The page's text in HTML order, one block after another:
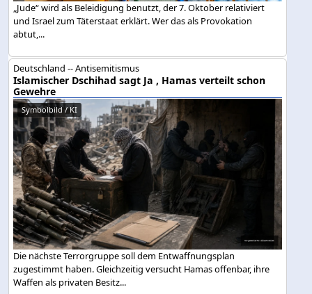
„Jude“ wird als Beleidigung benutzt, der 7. Oktober relativiert
und Israel zum Täterstaat erklärt. Wer das als Provokation
abtut,...
Deutschland -- Antisemitismus
Islamischer Dschihad sagt Ja , Hamas verteilt schon
Gewehre
Symbolbild / KI
Die nächste Terrorgruppe soll dem Entwaffnungsplan
zugestimmt haben. Gleichzeitig versucht Hamas offenbar, ihre
Waffen als privaten Besitz...